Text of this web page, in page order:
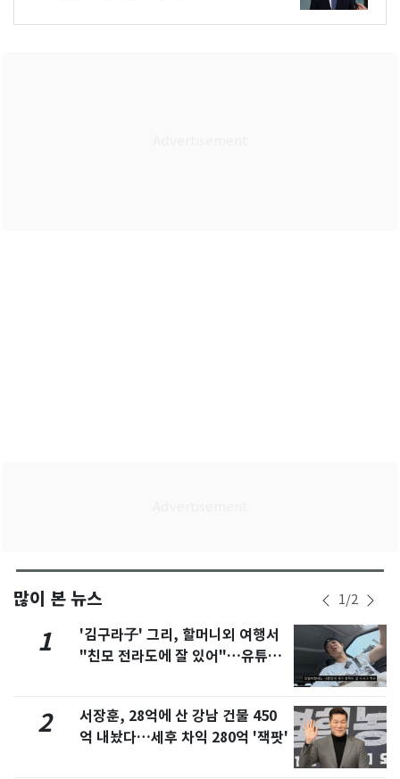
많이 본 뉴스 1/2
1
'김구라子' 그리, 할머니외 여행서
"친모 전라도에 잘 있어"…유튜브
2
서장훈, 28억에 산 강남 건물 450
억 내놨다…세후 차익 280억 '잭팟'